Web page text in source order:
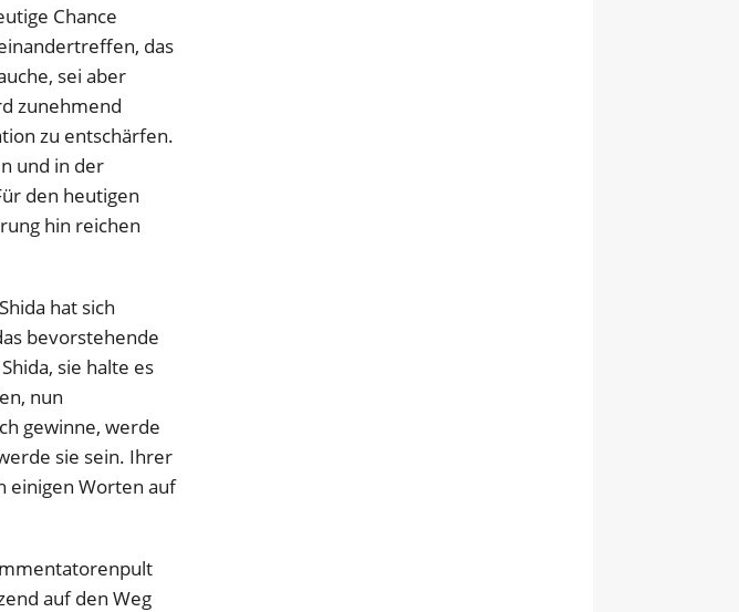
Chance
das
sei aber
zunehmend
zu entschärfen.
und in der
den heutigen
hin reichen
hat sich
bevorstehende
sie halte es
nun
gewinne, werde
sie sein. Ihrer
einigen Worten auf
auf den Weg